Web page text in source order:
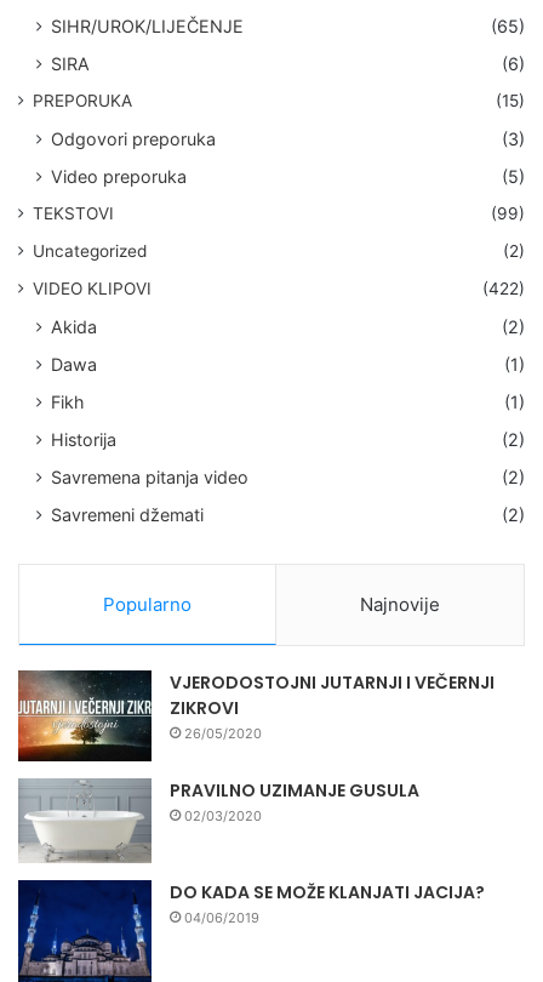
SIHR/UROK/LIJEČENJE
(65)
SIRA
(6)
PREPORUKA (15)
Odgovori preporuka
(3)
Video preporuka
(5)
TEKSTOVI
(99)
Uncategorized
(2)
VIDEO KLIPOVI
(422)
Akida
(2)
Dawa
(1)
Fikh
(1)
Historija
(2)
Savremena pitanja video
(2)
Savremeni džemati
(2)
Popularno Najnovije
VJERODOSTOJNI JUTARNJI I VEČERNJI
ZIKROVI
26/05/2020
PRAVILNO UZIMANJE GUSULA
02/03/2020
DO KADA SE MOŽE KLANJATI JACIJA?
04/06/2019